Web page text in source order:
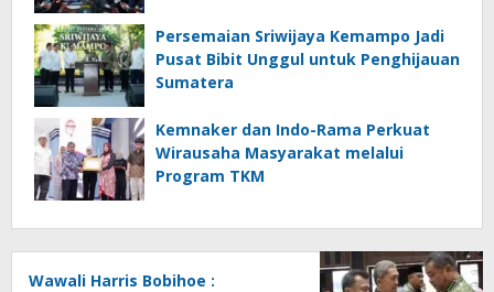
Persemaian Sriwijaya Kemampo Jadi
Pusat Bibit Unggul untuk Penghijauan
Sumatera
Kemnaker dan Indo-Rama Perkuat
Wirausaha Masyarakat melalui
Program TKM
Wawali Harris Bobihoe :